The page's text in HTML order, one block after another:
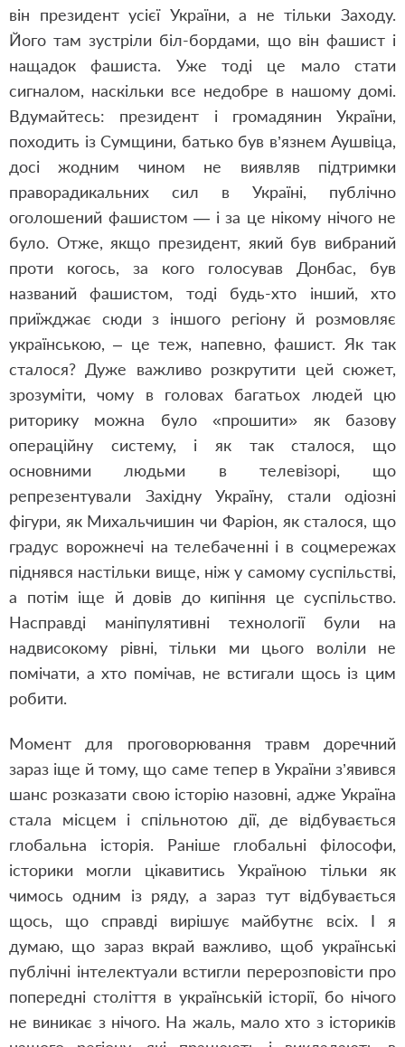
він президент усієї України, а не тільки Заходу.
Його там зустріли біл-бордами, що він фашист і
нащадок фашиста. Уже тоді це мало стати
сигналом, наскільки все недобре в нашому домі.
Вдумайтесь: президент і громадянин України,
походить із Сумщини, батько був в’язнем Аушвіца,
досі жодним чином не виявляв підтримки
праворадикальних сил в Україні, публічно
оголошений фашистом — і за це нікому нічого не
було. Отже, якщо президент, який був вибраний
проти когось, за кого голосував Донбас, був
названий фашистом, тоді будь-хто інший, хто
приїжджає сюди з іншого регіону й розмовляє
українською, – це теж, напевно, фашист. Як так
сталося? Дуже важливо розкрутити цей сюжет,
зрозуміти, чому в головах багатьох людей цю
риторику можна було «прошити» як базову
операційну систему, і як так сталося, що
основними людьми в телевізорі, що
репрезентували Західну Україну, стали одіозні
фігури, як Михальчишин чи Фаріон, як сталося, що
градус ворожнечі на телебаченні і в соцмережах
піднявся настільки вище, ніж у самому суспільстві,
а потім іще й довів до кипіння це суспільство.
Насправді маніпулятивні технології були на
надвисокому рівні, тільки ми цього воліли не
помічати, а хто помічав, не встигали щось із цим
робити.
Момент для проговорювання травм доречний
зараз іще й тому, що саме тепер в України з’явився
шанс розказати свою історію назовні, адже Україна
стала місцем і спільнотою дії, де відбувається
глобальна історія. Раніше глобальні філософи,
історики могли цікавитись Україною тільки як
чимось одним із ряду, а зараз тут відбувається
щось, що справді вирішує майбутнє всіх. І я
думаю, що зараз вкрай важливо, щоб українські
публічні інтелектуали встигли перерозповісти про
попередні століття в українській історії, бо нічого
не виникає з нічого. На жаль, мало хто з істориків